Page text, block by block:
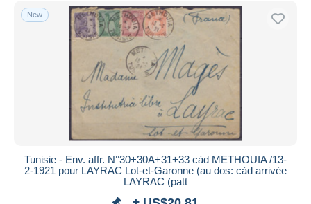
New
Tunisie - Env. affr. N°30+30A+31+33 càd METHOUIA /13-
2-1921 pour LAYRAC Lot-et-Garonne (au dos: càd arrivée
LAYRAC (patt